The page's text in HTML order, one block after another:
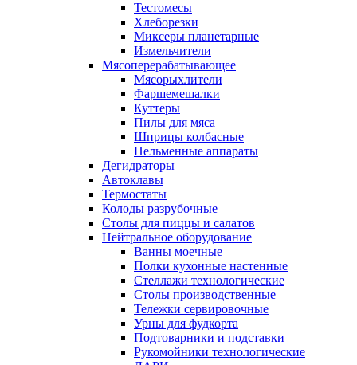
Тестомесы
Хлеборезки
Миксеры планетарные
Измельчители
Мясоперерабатывающее
Мясорыхлители
Фаршемешалки
Куттеры
Пилы для мяса
Шприцы колбасные
Пельменные аппараты
Дегидраторы
Автоклавы
Термостаты
Колоды разрубочные
Столы для пиццы и салатов
Нейтральное оборудование
Ванны моечные
Полки кухонные настенные
Стеллажи технологические
Столы производственные
Тележки сервировочные
Урны для фудкорта
Подтоварники и подставки
Рукомойники технологические